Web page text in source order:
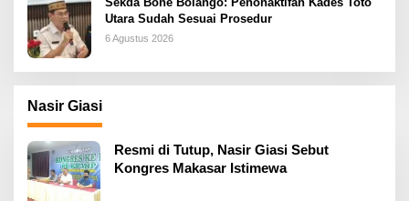
Utara Sudah Sesuai Prosedur
6 Agustus 2026
Nasir Giasi
Resmi di Tutup, Nasir Giasi Sebut
Kongres Makasar Istimewa